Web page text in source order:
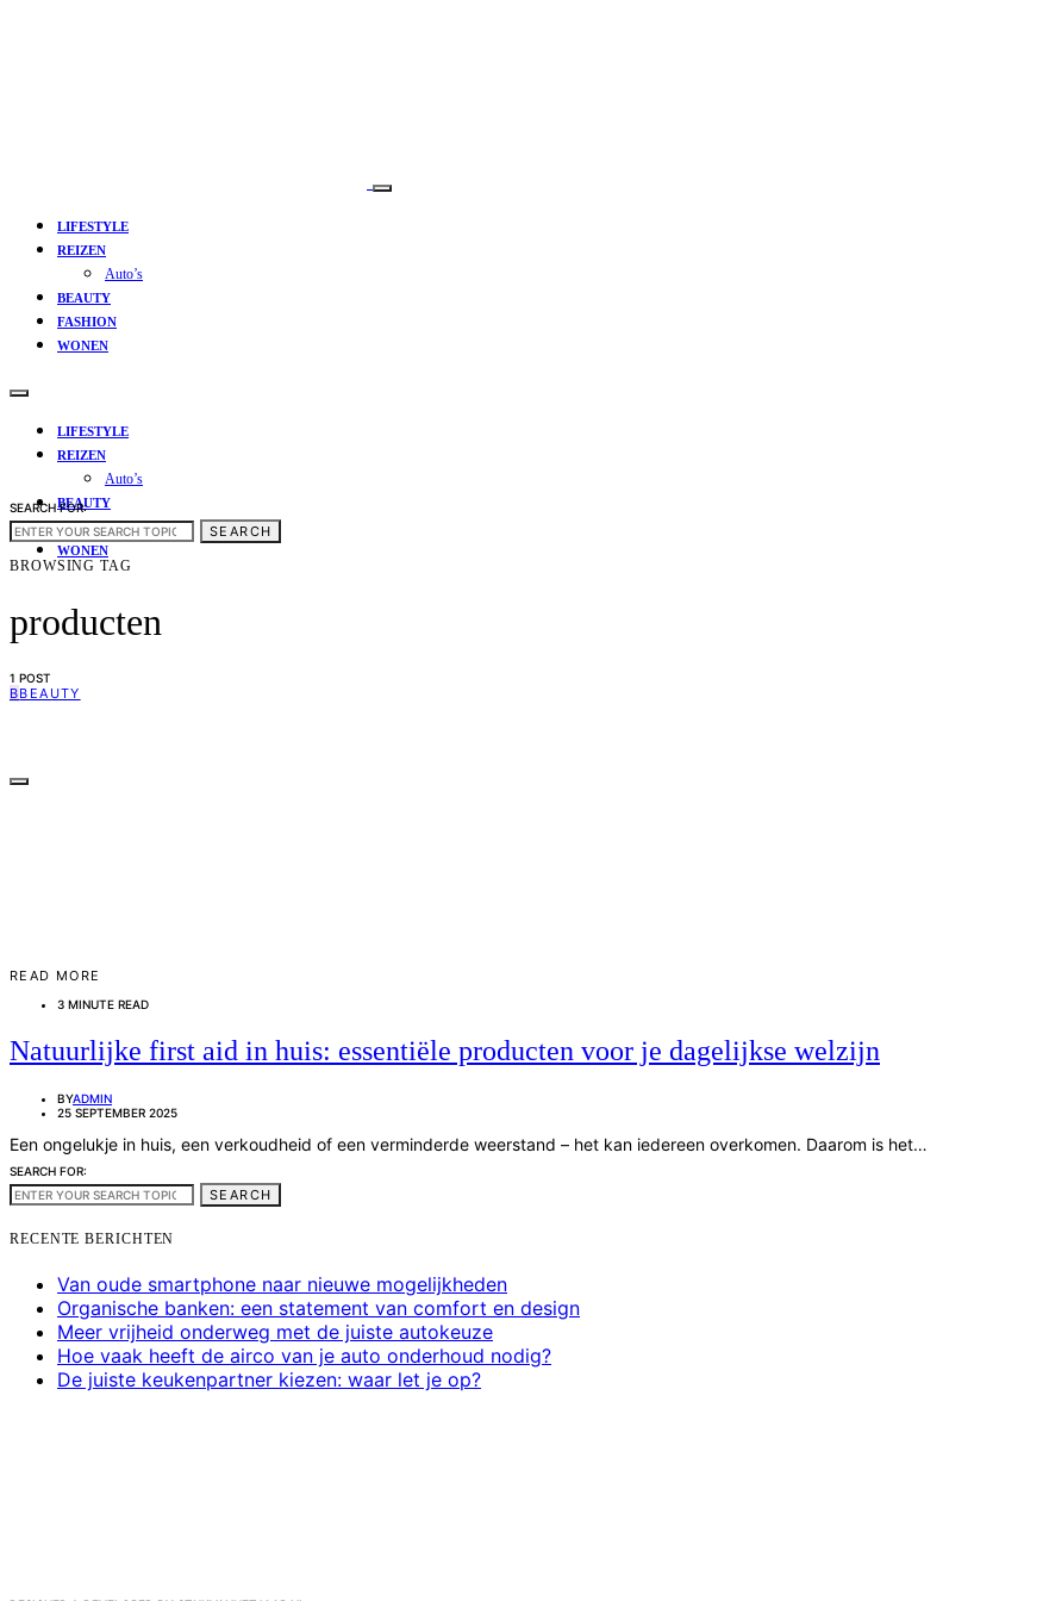
LIFESTYLE
REIZEN
Auto’s
BEAUTY
FASHION
WONEN
LIFESTYLE
REIZEN
Auto’s
BEAUTY
FASHION
WONEN
SEARCH FOR:
SEARCH
BROWSING TAG
producten
1 POST
BBEAUTY
READ MORE
3 MINUTE READ
Natuurlijke first aid in huis: essentiële producten voor je dagelijkse welzijn
BYADMIN
25 SEPTEMBER 2025
Een ongelukje in huis, een verkoudheid of een verminderde weerstand – het kan iedereen overkomen. Daarom is het…
SEARCH FOR:
SEARCH
RECENTE BERICHTEN
Van oude smartphone naar nieuwe mogelijkheden
Organische banken: een statement van comfort en design
Meer vrijheid onderweg met de juiste autokeuze
Hoe vaak heeft de airco van je auto onderhoud nodig?
De juiste keukenpartner kiezen: waar let je op?